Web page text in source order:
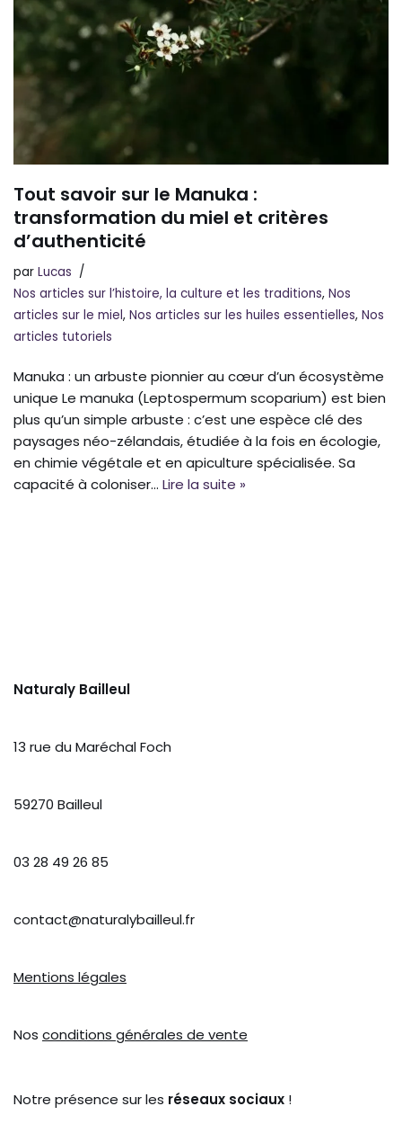
Tout savoir sur le Manuka :
transformation du miel et critères
d’authenticité
par Lucas
Nos articles sur l’histoire, la culture et les traditions, Nos
articles sur le miel, Nos articles sur les huiles essentielles, Nos
articles tutoriels
Manuka : un arbuste pionnier au cœur d’un écosystème
unique Le manuka (Leptospermum scoparium) est bien
plus qu’un simple arbuste : c’est une espèce clé des
paysages néo-zélandais, étudiée à la fois en écologie,
en chimie végétale et en apiculture spécialisée. Sa
capacité à coloniser… Lire la suite »
Naturaly Bailleul
13 rue du Maréchal Foch
59270 Bailleul
03 28 49 26 85
contact@naturalybailleul.fr
Mentions légales
Nos conditions générales de vente
Notre présence sur les réseaux sociaux !